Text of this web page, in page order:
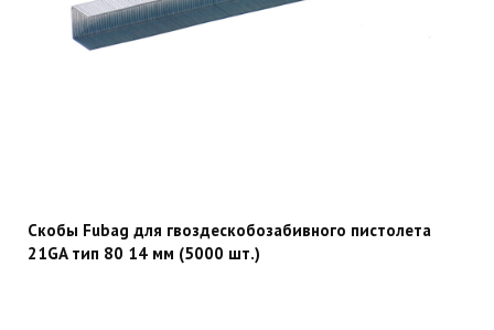
Скобы Fubag для гвоздескобозабивного пистолета
21GA тип 80 14 мм (5000 шт.)